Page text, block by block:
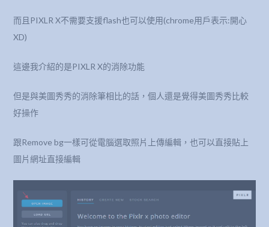
而且PIXLR X不需要支援flash也可以使用(chrome用戶表示:開心
XD)
這邊我介紹的是PIXLR X的消除功能
但是與美圖秀秀的消除筆相比的話，個人還是覺得美圖秀秀比較
好操作
跟Remove bg一樣可從電腦選取照片上傳編輯，也可以直接貼上
圖片網址直接編輯